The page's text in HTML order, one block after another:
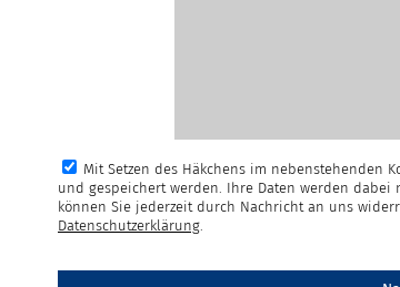
Mit Setzen des Häkchens im nebenstehenden
und gespeichert werden. Ihre Daten werden
können Sie jederzeit durch Nachricht an uns
Datenschutzerklärung.